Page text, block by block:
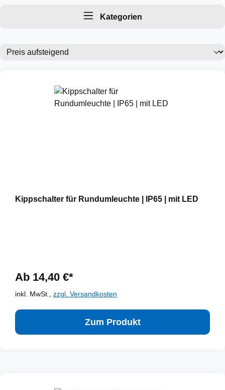
Kategorien
Kippschalter für Rundumleuchte | IP65 | mit LED
Ab 14,40 €*
inkl. MwSt., zzgl. Versandkosten
Zum Produkt